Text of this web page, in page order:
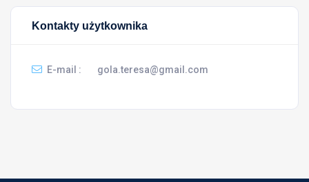
Kontakty użytkownika
E-mail : gola.teresa@gmail.com